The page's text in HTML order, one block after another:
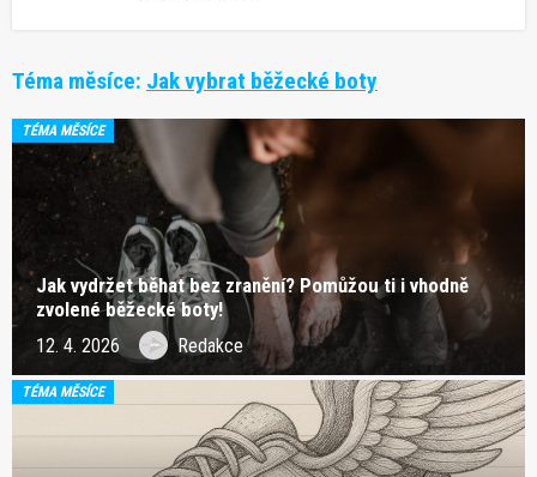
Téma měsíce: Jak vybrat běžecké boty
TÉMA MĚSÍCE
Jak vydržet běhat bez zranění? Pomůžou ti i vhodně
zvolené běžecké boty!
12. 4. 2026 Redakce
TÉMA MĚSÍCE